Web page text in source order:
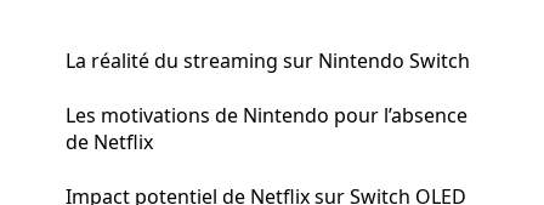
La réalité du streaming sur Nintendo Switch
Les motivations de Nintendo pour l’absence
de Netflix
Impact potentiel de Netflix sur Switch OLED